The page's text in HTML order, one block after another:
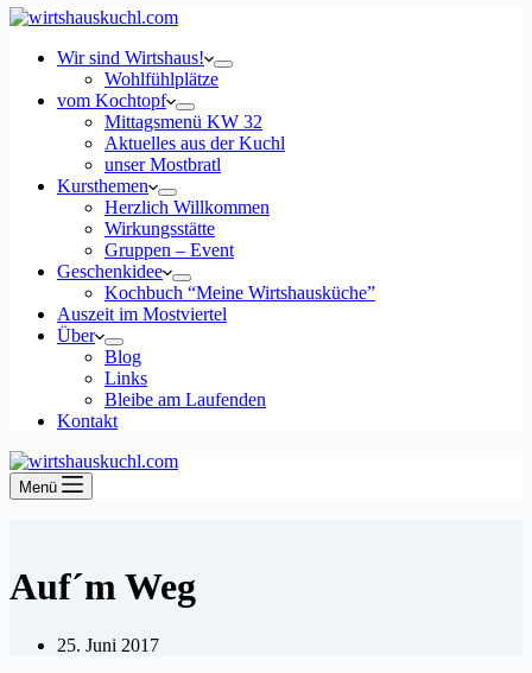
Wir sind Wirtshaus!
Wohlfühlplätze
vom Kochtopf
Mittagsmenü KW 32
Aktuelles aus der Kuchl
unser Mostbratl
Kursthemen
Herzlich Willkommen
Wirkungsstätte
Gruppen – Event
Geschenkidee
Kochbuch “Meine Wirtshausküche”
Auszeit im Mostviertel
Über
Blog
Links
Bleibe am Laufenden
Kontakt
Menü
Auf´m Weg
25. Juni 2017